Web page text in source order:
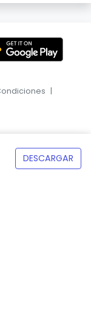
DESCARGAR
|